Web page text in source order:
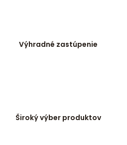
Výhradné zastúpenie
Široký výber produktov